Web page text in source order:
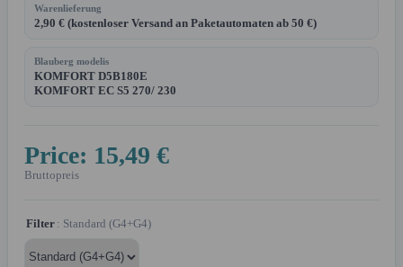
Warenlieferung
2,90 € (kostenloser Versand an Paketautomaten ab 50 €)
Blauberg modelis
KOMFORT D5B180E
KOMFORT EC S5 270/ 230
Price: 15,49 €
Bruttopreis
Filter : Standard (G4+G4)